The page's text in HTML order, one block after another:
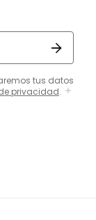
tus datos
privacidad.